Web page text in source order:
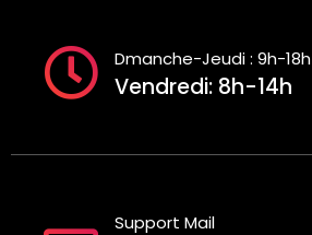
Dmanche-Jeudi : 9h-18h
Vendredi: 8h-14h
Support Mail